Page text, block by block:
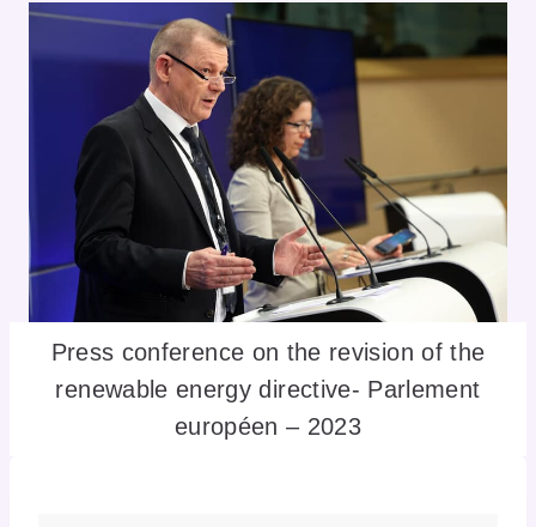
Press conference on the revision of the
renewable energy directive- Parlement
européen – 2023